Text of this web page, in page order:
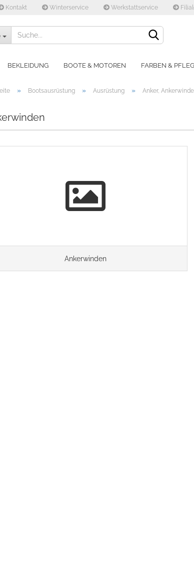
Kontakt Winterservice Werkstattservice
Lieferland
BEKLEIDUNG BOOTE & MOTOREN FARBEN &
» Bootsausrüstung » Ausrüstung » Anker,
Ankerwinden